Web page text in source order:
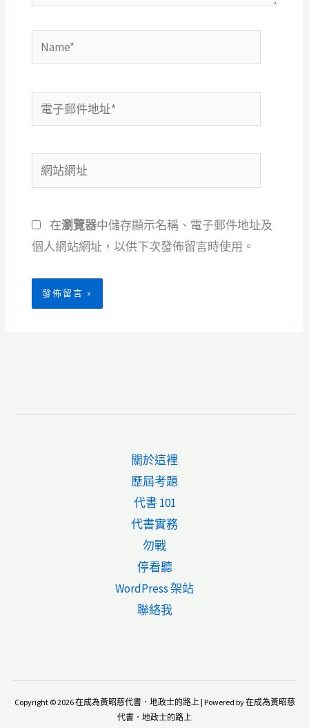
Name*
電
子
件
地
*
網
站
址
在瀏覽器中儲存顯示名稱、電子郵件地址及
個人網站網址，以供下次發佈留言時使用。
關於這裡
歷屆考題
代書 101
代書實務
勿戰
停看聽
WordPress 架站
聯絡我
Copyright © 2026 在成為黃昭慈代書．地政士的路上 | Powered by 在成為黃昭慈
代書．地政士的路上